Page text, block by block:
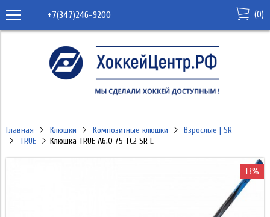
+7(347)246-9200 (0)
Главная Клюшки Композитные клюшки
Взрослые | SR
TRUE
Клюшка TRUE A6.0 75 TC2 SR L
13%